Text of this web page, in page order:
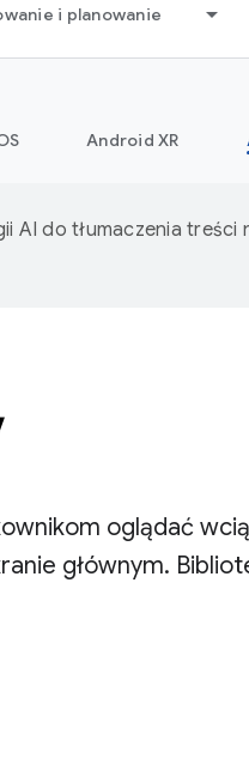
i planowanie
Android XR
AI do tłumaczenia treści
oglądać
głównym.